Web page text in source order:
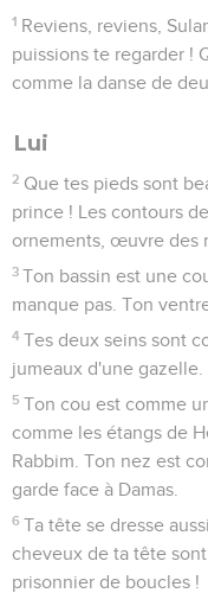
1 Reviens, reviens,
puissions te regarder !
comme la danse de
Lui
2 Que tes pieds sont
prince ! Les contours
ornements, œuvre des
3 Ton bassin est une
manque pas. Ton
4 Tes deux seins sont
jumeaux d'une gazelle.
5 Ton cou est comme
comme les étangs de
Rabbim. Ton nez est
garde face à Damas.
6 Ta tête se dresse
cheveux de ta tête
prisonnier de boucles !